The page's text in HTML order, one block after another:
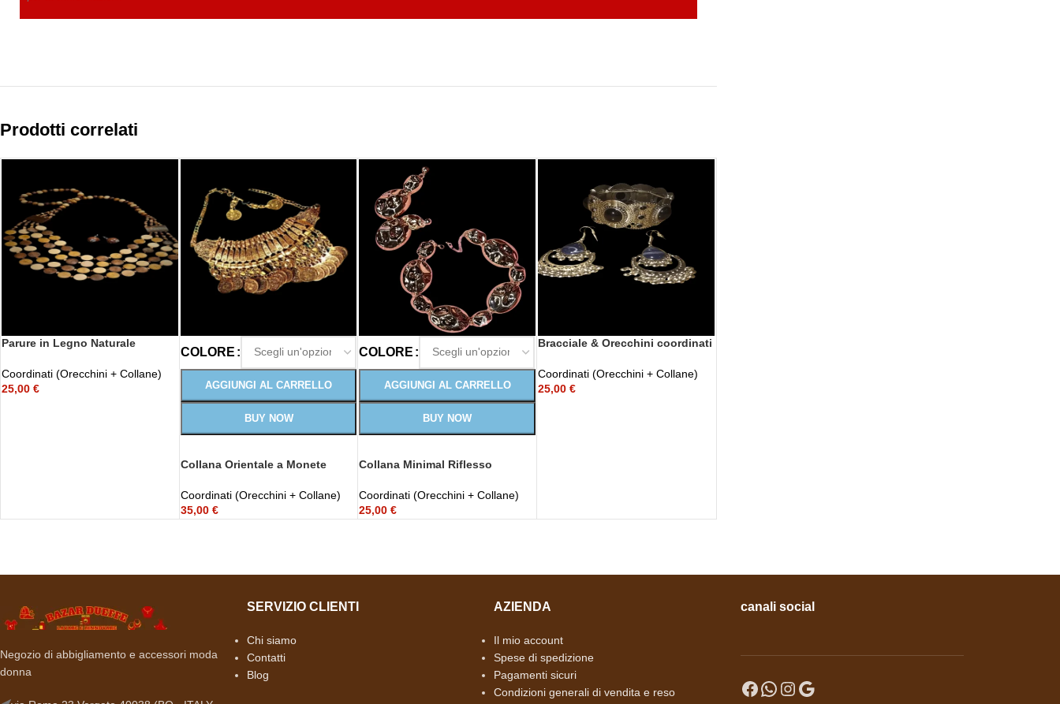
Prodotti correlati
Parure in Legno Naturale
Coordinati (Orecchini + Collane)
25,00 €
COLORE
AGGIUNGI AL CARRELLO
BUY NOW
Collana Orientale a Monete
Coordinati (Orecchini + Collane)
35,00 €
COLORE
AGGIUNGI AL CARRELLO
BUY NOW
Collana Minimal Riflesso
Coordinati (Orecchini + Collane)
25,00€
Bracciale & Orecchini coordinati
Coordinati (Orecchini + Collane)
25,00€
Negozio di abbigliamento e accessori moda
donna
SERVIZIO CLIENTI
Chi siamo
Contatti
Blog
AZIENDA
Il mio account
Spese di spedizione
Pagamenti sicuri
Condizioni generali di vendita e reso
canali social